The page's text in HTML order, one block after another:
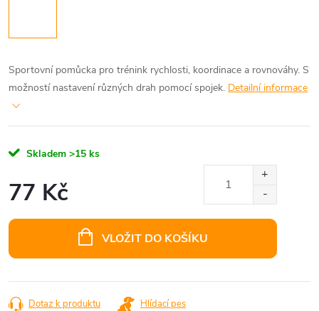
Sportovní pomůcka pro trénink rychlosti, koordinace a rovnováhy. S
možností nastavení různých drah pomocí spojek. Detailní informace
Skladem >15 ks
77 Kč
VLOŽIT DO KOŠÍKU
Dotaz k produktu Hlídací pes